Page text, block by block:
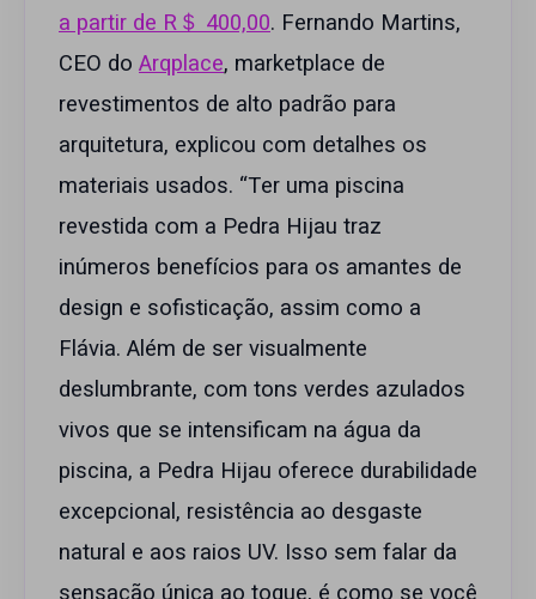
a partir de R＄ 400,00. Fernando Martins,
CEO do Arqplace, marketplace de
revestimentos de alto padrão para
arquitetura, explicou com detalhes os
materiais usados. “Ter uma piscina
revestida com a Pedra Hijau traz
inúmeros benefícios para os amantes de
design e sofisticação, assim como a
Flávia. Além de ser visualmente
deslumbrante, com tons verdes azulados
vivos que se intensificam na água da
piscina, a Pedra Hijau oferece durabilidade
excepcional, resistência ao desgaste
natural e aos raios UV. Isso sem falar da